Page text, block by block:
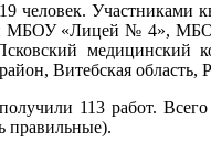
человек. Участниками
МБОУ «Лицей № 4»,
медицинский
Витебская область,
113 работ.
правильные).